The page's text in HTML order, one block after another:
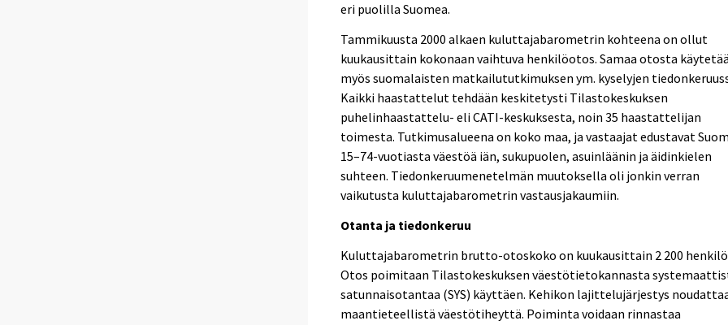
eri puolilla Suomea.
Tammikuusta 2000 alkaen kuluttajabarometrin kohteena on ollut
kuukausittain kokonaan vaihtuva henkilöotos. Samaa otosta
myös suomalaisten matkailututkimuksen ym. kyselyjen
Kaikki haastattelut tehdään keskitetysti Tilastokeskuksen
puhelinhaastattelu- eli CATI-keskuksesta, noin 35 haastattelijan
toimesta. Tutkimusalueena on koko maa, ja vastaajat edustavat
15–74-vuotiasta väestöä iän, sukupuolen, asuinläänin ja äidinkielen
suhteen. Tiedonkeruumenetelmän muutoksella oli jonkin verran
vaikutusta kuluttajabarometrin vastausjakaumiin.
Otanta ja tiedonkeruu
Kuluttajabarometrin brutto-otoskoko on kuukausittain 2 200
Otos poimitaan Tilastokeskuksen väestötietokannasta
satunnaisotantaa (SYS) käyttäen. Kehikon lajittelujärjestys
maantieteellistä väestötiheyttä. Poiminta voidaan rinnastaa